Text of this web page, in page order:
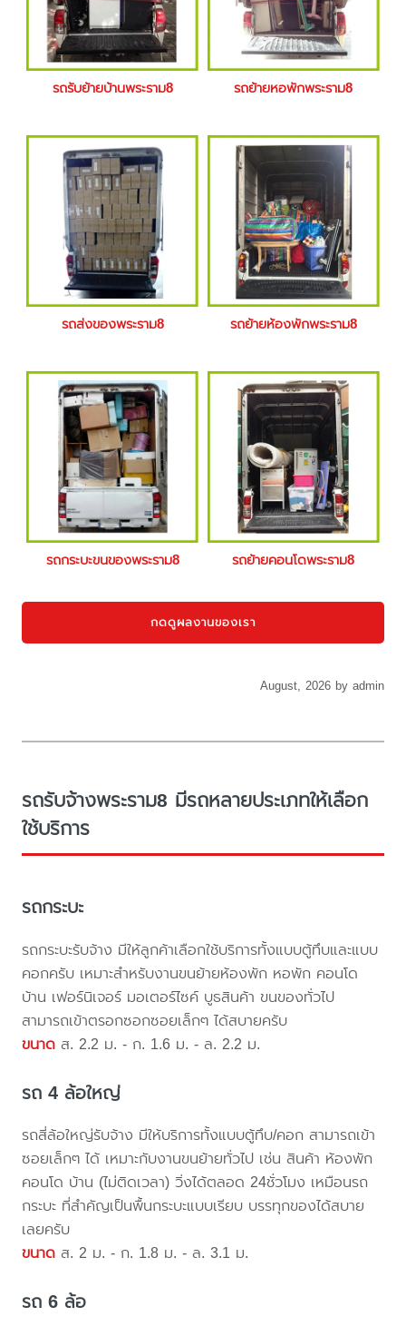
รถรับย้ายบ้านพระราม8 รถย้ายหอพักพระราม8
รถส่งของพระราม8 รถย้ายห้องพักพระราม8
รถกระบะขนของพระราม8 รถย้ายคอนโดพระราม8
กดดูผลงานของเรา
August, 2026 by admin
รถรับจ้างพระราม8 มีรถหลายประเภทให้เลือก
ใช้บริการ
รถกระบะ
รถกระบะรับจ้าง มีให้ลูกค้าเลือกใช้บริการทั้งแบบตู้ทึบและแบบ
คอกครับ เหมาะสำหรับงานขนย้ายห้องพัก หอพัก คอนโด
บ้าน เฟอร์นิเจอร์ มอเตอร์ไซค์ บูธสินค้า ขนของทั่วไป
สามารถเข้าตรอกซอกซอยเล็กๆ ได้สบายครับ
ขนาด ส. 2.2 ม. - ก. 1.6 ม. - ล. 2.2 ม.
รถ 4 ล้อใหญ่
รถสี่ล้อใหญ่รับจ้าง มีให้บริการทั้งแบบตู้ทึบ/คอก สามารถเข้า
ซอยเล็กๆ ได้ เหมาะกับงานขนย้ายทั่วไป เช่น สินค้า ห้องพัก
คอนโด บ้าน (ไม่ติดเวลา) วิ่งได้ตลอด 24ชั่วโมง เหมือนรถ
กระบะ ที่สำคัญเป็นพื้นกระบะแบบเรียบ บรรทุกของได้สบาย
เลยครับ
ขนาด ส. 2 ม. - ก. 1.8 ม. - ล. 3.1 ม.
รถ 6 ล้อ